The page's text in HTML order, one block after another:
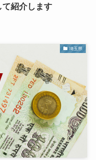
て紹介します
埼玉県